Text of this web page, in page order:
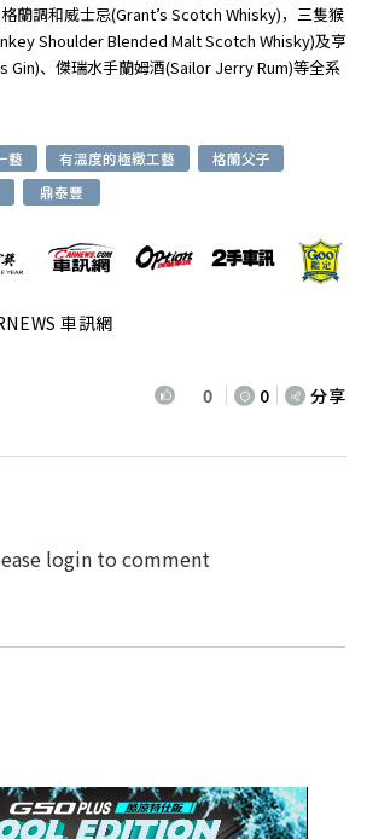
蘭調和威士忌(Grant’s Scotch Whisky)，三隻猴
Shoulder Blended Malt Scotch Whisky)及亨
Gin)、傑瑞水手蘭姆酒(Sailor Jerry Rum)等全系
藝 有溫度的極緻工藝
格蘭父子
鼎泰豐
車訊網
0 0 分享
login to comment